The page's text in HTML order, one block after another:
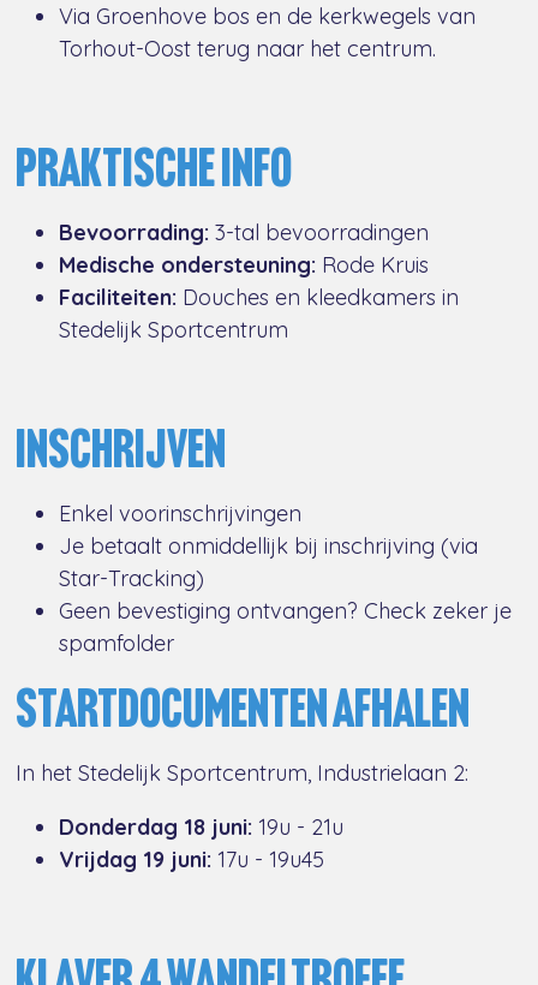
Via Groenhove bos en de kerkwegels van
Torhout-Oost terug naar het centrum.
PRAKTISCHE INFO
Bevoorrading: 3-tal bevoorradingen
Medische ondersteuning: Rode Kruis
Faciliteiten: Douches en kleedkamers in
Stedelijk Sportcentrum
INSCHRIJVEN
Enkel voorinschrijvingen
Je betaalt onmiddellijk bij inschrijving (via
Star-Tracking)
Geen bevestiging ontvangen? Check zeker je
spamfolder
STARTDOCUMENTEN AFHALEN
In het Stedelijk Sportcentrum, Industrielaan 2:
Donderdag 18 juni: 19u - 21u
Vrijdag 19 juni: 17u - 19u45